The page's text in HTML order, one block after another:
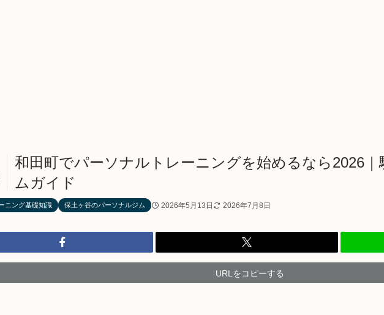
和田町でパーソナルトレーニングを始めるなら2026
ムガイド
ニング基礎知識 保土ヶ谷のパーソナルジム 2026年5月13日 2026年7月8日
URLをコピーする